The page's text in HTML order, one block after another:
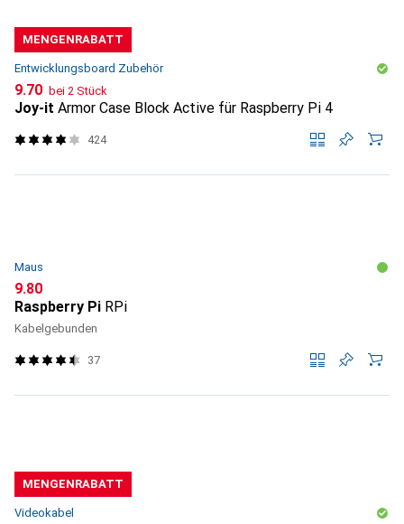
MENGENRABATT
Entwicklungsboard Zubehör
CHF
9.70 bei 2 Stück
Joy-it Armor Case Block Active für Raspberry Pi 4
424
Maus
CHF
9.80
Raspberry Pi RPi
Kabelgebunden
37
MENGENRABATT
Videokabel